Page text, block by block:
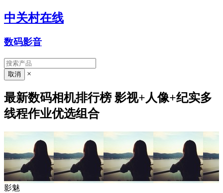
中关村在线
数码影音
×
最新数码相机排行榜 影视+人像+纪实多
线程作业优选组合
影魅